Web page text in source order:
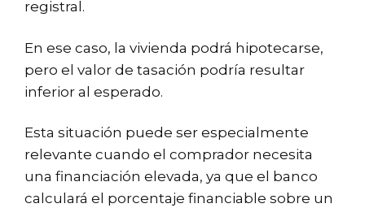
registral.
En ese caso, la vivienda podrá hipotecarse,
pero el valor de tasación podría resultar
inferior al esperado.
Esta situación puede ser especialmente
relevante cuando el comprador necesita
una financiación elevada, ya que el banco
calculará el porcentaje financiable sobre un